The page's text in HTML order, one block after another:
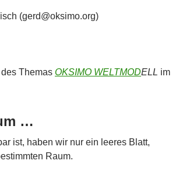
(gerd@oksimo.org)
Themas OKSIMO WELTMODELL im
…
ist, haben wir nur ein leeres Blatt,
Raum.